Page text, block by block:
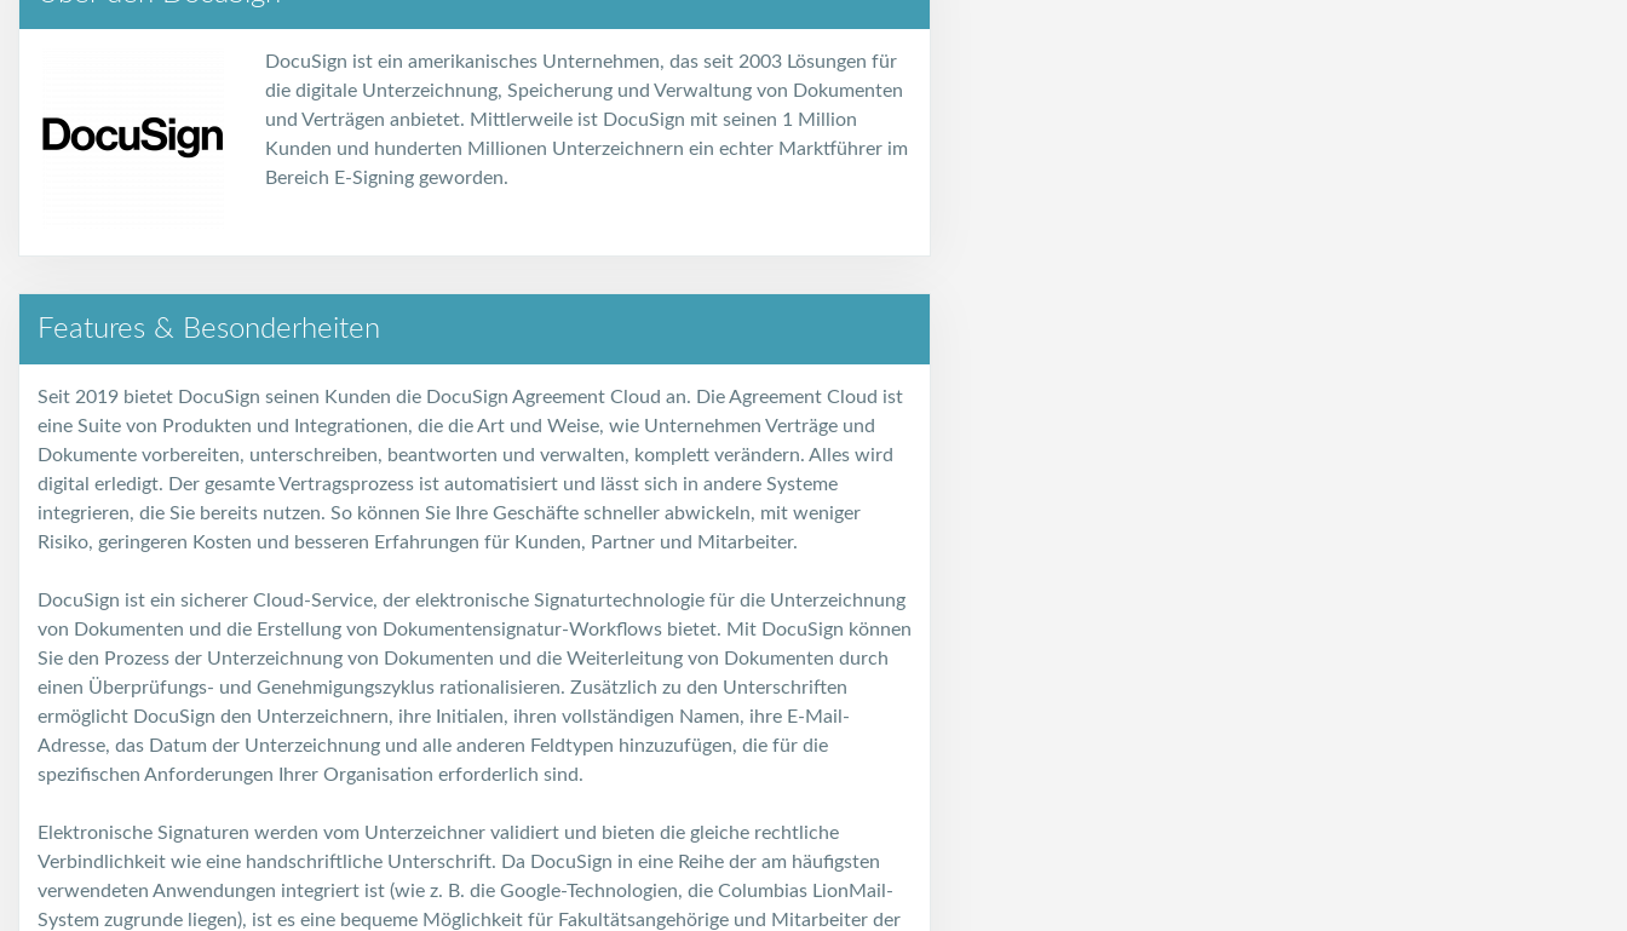
DocuSign ist ein amerikanisches Unternehmen, das seit 2003 Lösungen für
die digitale Unterzeichnung, Speicherung und Verwaltung von Dokumenten
und Verträgen anbietet. Mittlerweile ist DocuSign mit seinen 1 Million
Kunden und hunderten Millionen Unterzeichnern ein echter Marktführer im
Bereich E-Signing geworden.
Features & Besonderheiten
Seit 2019 bietet DocuSign seinen Kunden die DocuSign Agreement Cloud an. Die Agreement Cloud ist
eine Suite von Produkten und Integrationen, die die Art und Weise, wie Unternehmen Verträge und
Dokumente vorbereiten, unterschreiben, beantworten und verwalten, komplett verändern. Alles wird
digital erledigt. Der gesamte Vertragsprozess ist automatisiert und lässt sich in andere Systeme
integrieren, die Sie bereits nutzen. So können Sie Ihre Geschäfte schneller abwickeln, mit weniger
Risiko, geringeren Kosten und besseren Erfahrungen für Kunden, Partner und Mitarbeiter.
DocuSign ist ein sicherer Cloud-Service, der elektronische Signaturtechnologie für die Unterzeichnung
von Dokumenten und die Erstellung von Dokumentensignatur-Workflows bietet. Mit DocuSign können
Sie den Prozess der Unterzeichnung von Dokumenten und die Weiterleitung von Dokumenten durch
einen Überprüfungs- und Genehmigungszyklus rationalisieren. Zusätzlich zu den Unterschriften
ermöglicht DocuSign den Unterzeichnern, ihre Initialen, ihren vollständigen Namen, ihre E-Mail-
Adresse, das Datum der Unterzeichnung und alle anderen Feldtypen hinzuzufügen, die für die
spezifischen Anforderungen Ihrer Organisation erforderlich sind.
Elektronische Signaturen werden vom Unterzeichner validiert und bieten die gleiche rechtliche
Verbindlichkeit wie eine handschriftliche Unterschrift. Da DocuSign in eine Reihe der am häufigsten
verwendeten Anwendungen integriert ist (wie z. B. die Google-Technologien, die Columbias LionMail-
System zugrunde liegen), ist es eine bequeme Möglichkeit für Fakultätsangehörige und Mitarbeiter der